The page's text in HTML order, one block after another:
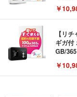
リー内
￥
【リ
ギガ付
GB/365
￥